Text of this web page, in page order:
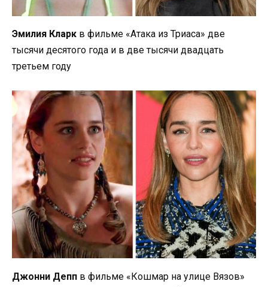
Эмилия Кларк в фильме «Атака из Триаса» две
тысячи десятого года и в две тысячи двадцать
третьем году
Джонни Депп в фильме «Кошмар на улице Вязов»